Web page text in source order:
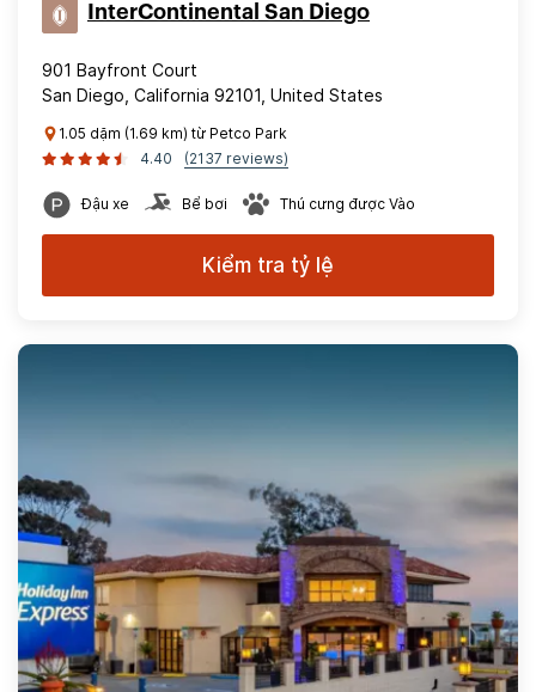
InterContinental San Diego
901 Bayfront Court
San Diego, California 92101, United States
1.05 dặm (1.69 km) từ Petco Park
4.40
(2137 reviews)
Đậu xe Bể bơi Thú cưng được Vào
Kiểm tra tỷ lệ